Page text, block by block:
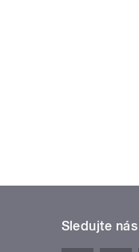
Sledujte nás